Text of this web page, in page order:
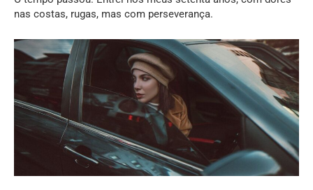
nas costas, rugas, mas com perseverança.